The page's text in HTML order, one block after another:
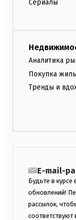
Сериалы
Аналитика
Покупка
Тренды и
E-mail-
Будьте в курсе
обновлений!
рассылок,
соответствуют